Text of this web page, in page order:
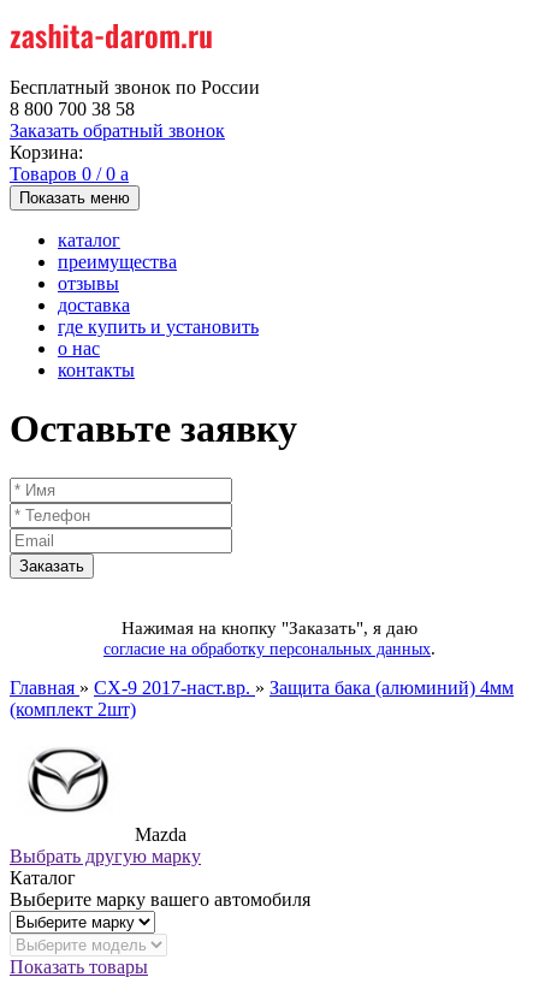
Бесплатный звонок по России
8 800 700 38 58
Заказать обратный звонок
Корзина:
Товаров 0 /0 a
Показать меню
каталог
преимущества
отзывы
доставка
где купить и установить
о нас
контакты
Оставьте заявку
Нажимая на кнопку "Заказать", я даю
согласие на обработку персональных данных.
Главная » CX-9 2017-наст.вр. » Защита бака (алюминий) 4мм
(комплект 2шт)
Mazda
Выбрать другую марку
Каталог
Выберите марку вашего автомобиля
Показать товары